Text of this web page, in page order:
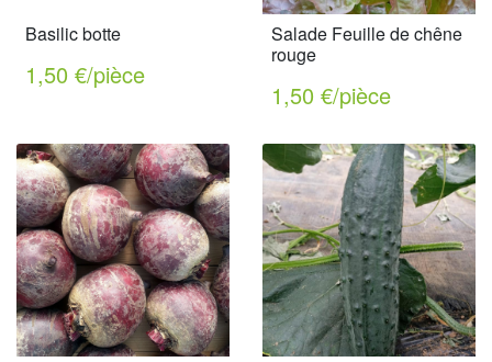
Basilic botte
1,50 €/pièce
Salade Feuille de chêne
rouge
1,50 €/pièce